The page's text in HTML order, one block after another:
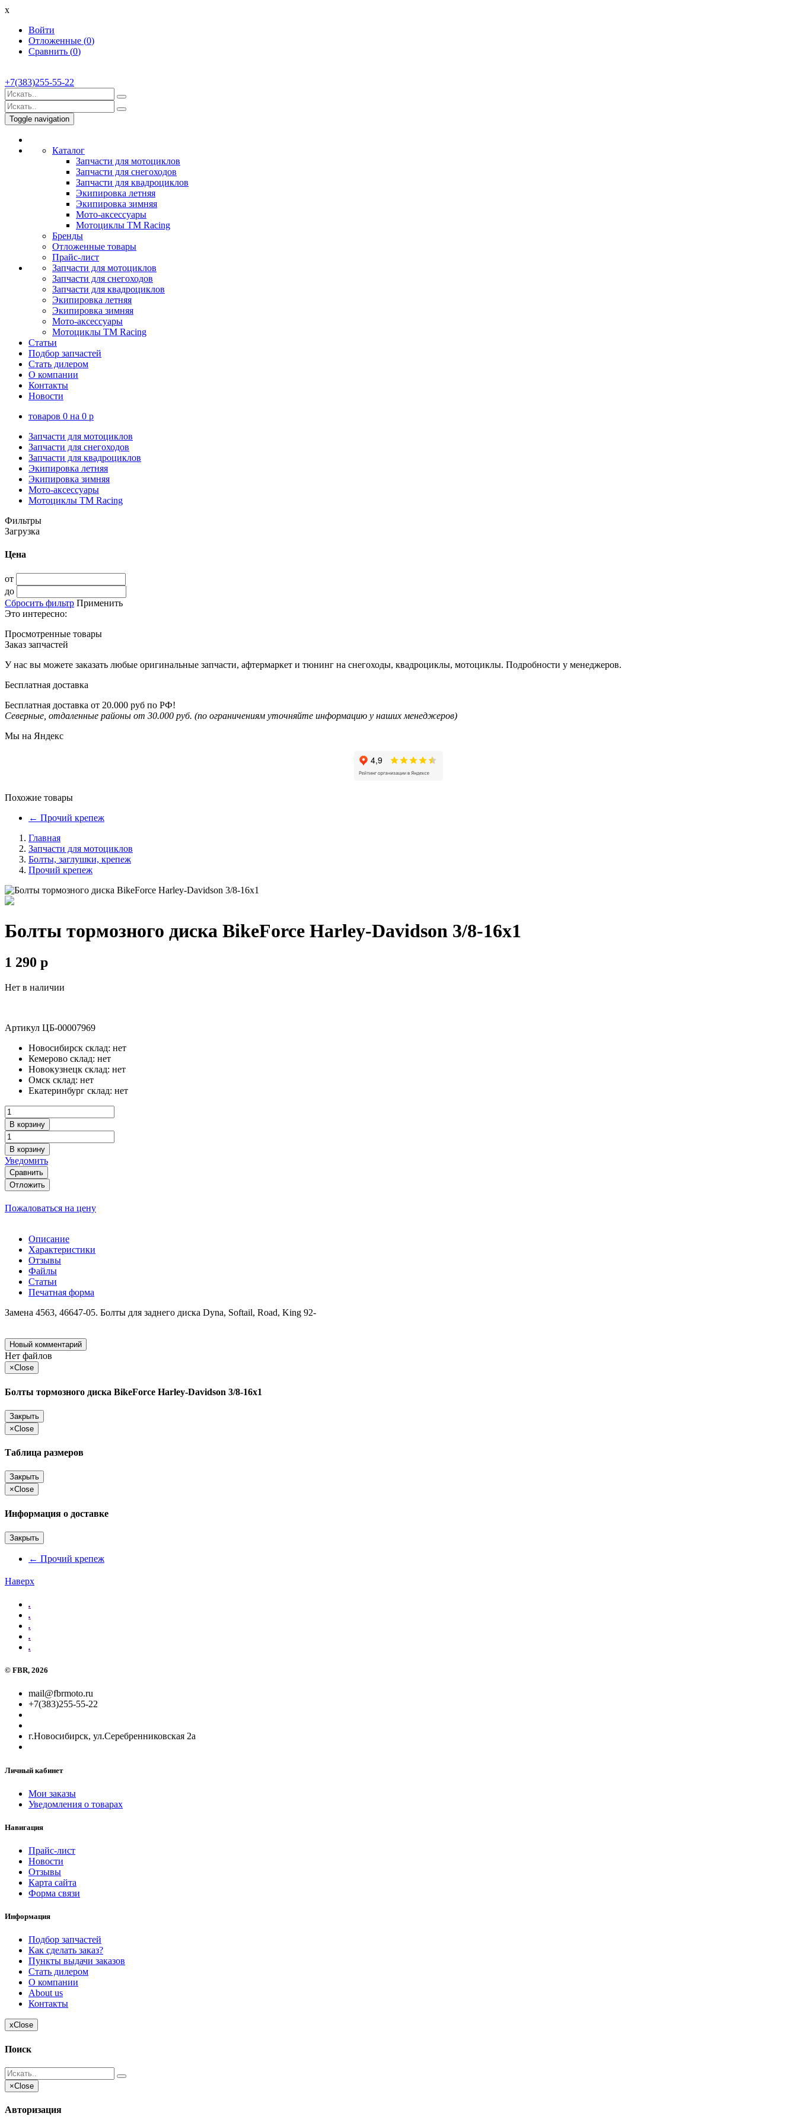
x
Войти
Отложенные (0)
Сравнить (0)
+7(383)255-55-22
Toggle navigation
Каталог
Запчасти для мотоциклов
Запчасти для снегоходов
Запчасти для квадроциклов
Экипировка летняя
Экипировка зимняя
Мото-аксессуары
Мотоциклы TM Racing
Бренды
Отложенные товары
Прайс-лист
Запчасти для мотоциклов
Запчасти для снегоходов
Запчасти для квадроциклов
Экипировка летняя
Экипировка зимняя
Мото-аксессуары
Мотоциклы TM Racing
Статьи
Подбор запчастей
Стать дилером
О компании
Контакты
Новости
товаров 0 на 0 p
Запчасти для мотоциклов
Запчасти для снегоходов
Запчасти для квадроциклов
Экипировка летняя
Экипировка зимняя
Мото-аксессуары
Мотоциклы TM Racing
Фильтры
Загрузка
Цена
от
до
Сбросить фильтр Применить
Это интересно:
Просмотренные товары
Заказ запчастей
У нас вы можете заказать любые оригинальные запчасти, афтермаркет и тюнинг на снегоходы, квадроциклы, мотоциклы. Подробности у менеджеров.
Бесплатная доставка
Бесплатная доставка от 20.000 руб по РФ!
Северные, отдаленные районы от 30.000 руб. (по ограничениям уточняйте информацию у наших менеджеров)
Мы на Яндекс
Похожие товары
← Прочий крепеж
Главная
Запчасти для мотоциклов
Болты, заглушки, крепеж
Прочий крепеж
Болты тормозного диска BikeForce Harley-Davidson 3/8-16x1
1 290 p
Нет в наличии
Артикул ЦБ-00007969
Новосибирск склад: нет
Кемерово склад: нет
Новокузнецк склад: нет
Омск склад: нет
Екатеринбург склад: нет
В корзину
В корзину
Уведомить
Сравнить
Отложить
Пожаловаться на цену
Описание
Характеристики
Отзывы
Файлы
Статьи
Печатная форма
Замена 4563, 46647-05. Болты для заднего диска Dyna, Softail, Road, King 92-
Новый комментарий
Нет файлов
×Close
Болты тормозного диска BikeForce Harley-Davidson 3/8-16x1
Закрыть
×Close
Таблица размеров
Закрыть
×Close
Информация о доставке
Закрыть
← Прочий крепеж
Наверх
.
.
.
.
.
© FBR, 2026
mail@fbrmoto.ru
+7(383)255-55-22
г.Новосибирск, ул.Серебренниковская 2а
Личный кабинет
Мои заказы
Уведомления о товарах
Навигация
Прайс-лист
Новости
Отзывы
Карта сайта
Форма связи
Информация
Подбор запчастей
Как сделать заказ?
Пункты выдачи заказов
Стать дилером
О компании
About us
Контакты
xClose
Поиск
×Close
Авторизация